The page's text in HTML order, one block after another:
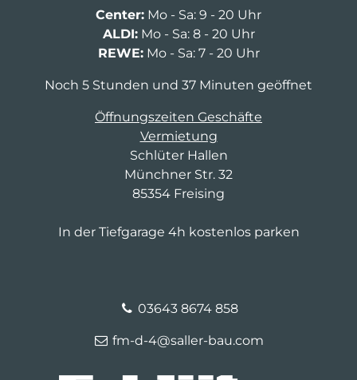
Center: Mo - Sa: 9 - 20 Uhr
ALDI:Mo - Sa: 8 - 20 Uhr
REWE:Mo - Sa: 7 - 20 Uhr
Noch 5 Stunden und 37 Minuten geöffnet
Öffnungszeiten Geschäfte
Vermietung
Schlüter Hallen
Münchner Str. 32
85354 Freising
In der Tiefgarage 4h kostenlos parken
03643 8674 858
fm-d-4@saller-bau.com